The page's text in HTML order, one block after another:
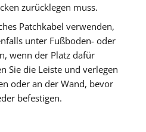
zurücklegen muss.
Patchkabel verwenden,
unter Fußboden- oder
wenn der Platz dafür
Sie die Leiste und verlegen
oder an der Wand, bevor
befestigen.